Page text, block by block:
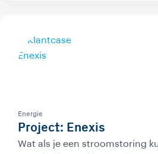
Energie
Project: Enexis
Wat als je een stroomstoring